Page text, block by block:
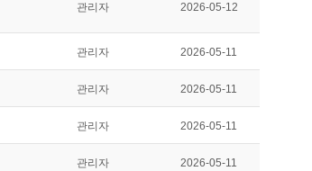
관리자 2026-05-12
관리자 2026-05-11
관리자 2026-05-11
관리자 2026-05-11
관리자 2026-05-11